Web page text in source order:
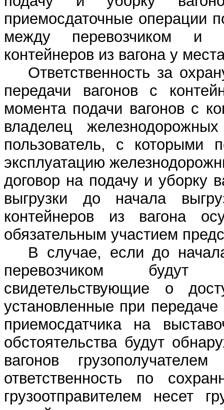
приемосдаточные операции
между перевозчиком и
контейнеров из вагона у
Ответственность за
передачи вагонов с
момента подачи вагонов с
владелец
пользователь, с которыми
эксплуатацию
договор на подачу и уборку
выгрузки до начала
контейнеров из вагона
обязательным участием
В случае, если до
перевозчиком будут
свидетельствующие о
установленные при
приемосдатчика на
обстоятельства будут
вагонов
ответственность по
грузоотправителем несет